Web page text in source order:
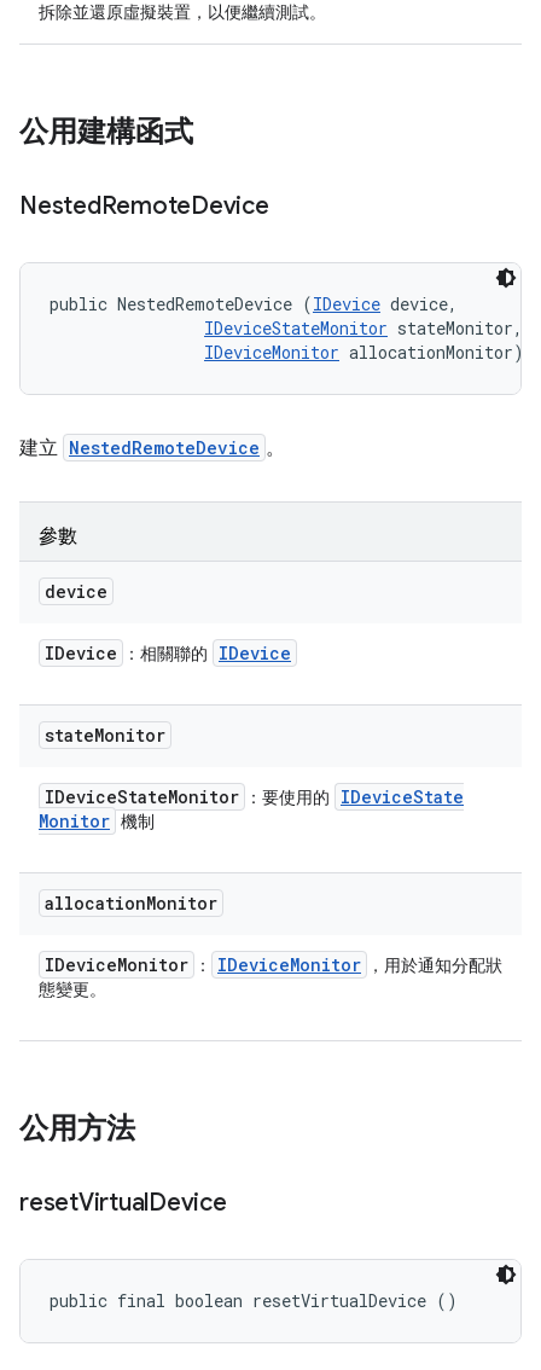
拆除並還原虛擬裝置，以便繼續測試。
公用建構函式
NestedRemoteDevice
public NestedRemoteDevice (IDevice device,
IDeviceStateMonitor stateMonitor,
IDeviceMonitor allocationMonitor)
建立 NestedRemoteDevice 。
參數
device
IDevice ：相關聯的 IDevice
stateMonitor
IDeviceStateMonitor ：要使用的 IDeviceState
Monitor 機制
allocationMonitor
IDeviceMonitor ： IDeviceMonitor
，用於通知分配狀
態變更。
公用方法
resetVirtualDevice
public final boolean resetVirtualDevice ()